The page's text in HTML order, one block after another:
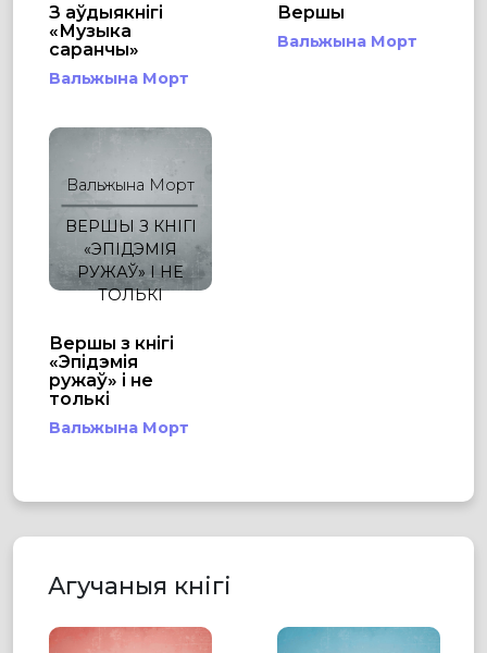
З аўдыякнігі
«Музыка
саранчы»
Вальжына Морт
Вершы
Вальжына Морт
Вальжына Морт
ВЕРШЫ З КНІГІ
«ЭПІДЭМІЯ
РУЖАЎ» І НЕ
ТОЛЬКІ
Вершы з кнігі
«Эпідэмія
ружаў» і не
толькі
Вальжына Морт
Агучаныя кнігі